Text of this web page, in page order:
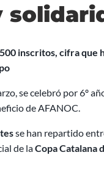
500 inscritos, cifra
se celebró por 6º
de AFANOC.
se han repartido
de laCopa Catalana